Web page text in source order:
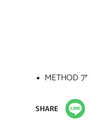
METHOD
SHARE